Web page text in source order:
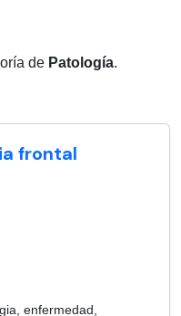
de Patología.
frontal
enfermedad,